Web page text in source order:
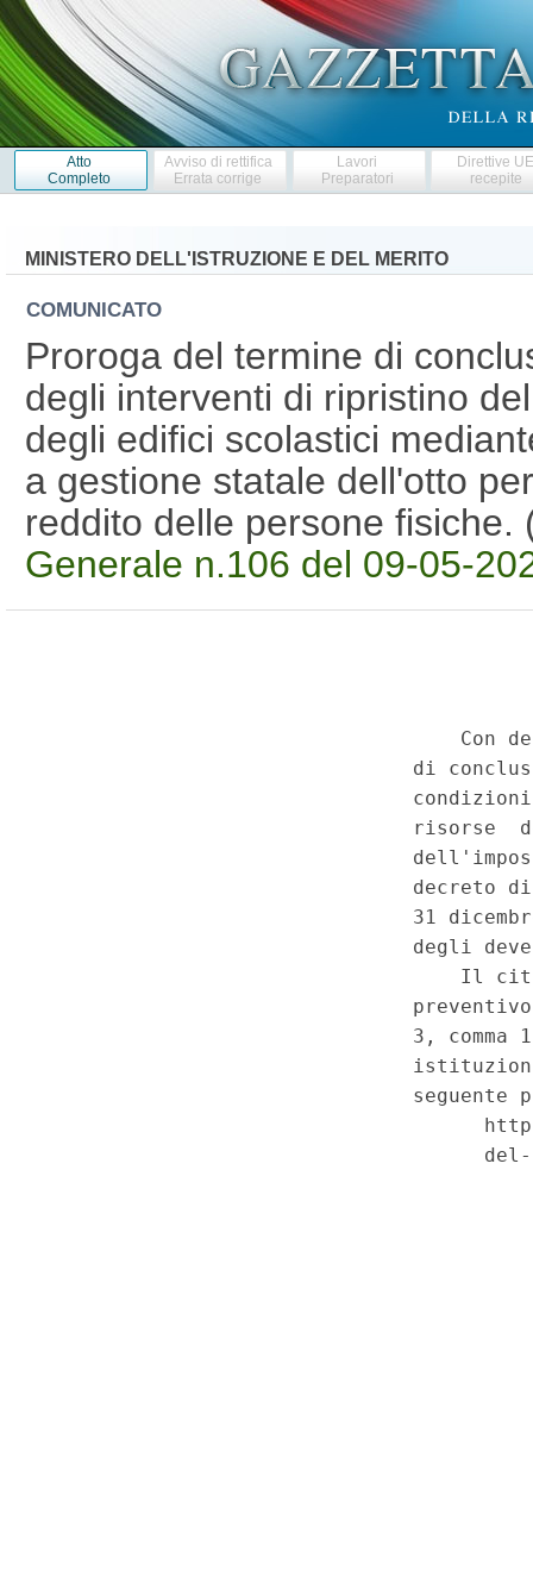
Atto
Completo
Avviso di rettifica
Errata corrige
Lavori
Preparatori
Direttive
recepite
MINISTERO DELL'ISTRUZIONE E DEL MERITO
COMUNICATO
Proroga del termine di
degli interventi di ripristino
degli edifici scolastici
a gestione statale dell'otto
reddito delle persone
Generale n.106 del 09-05-